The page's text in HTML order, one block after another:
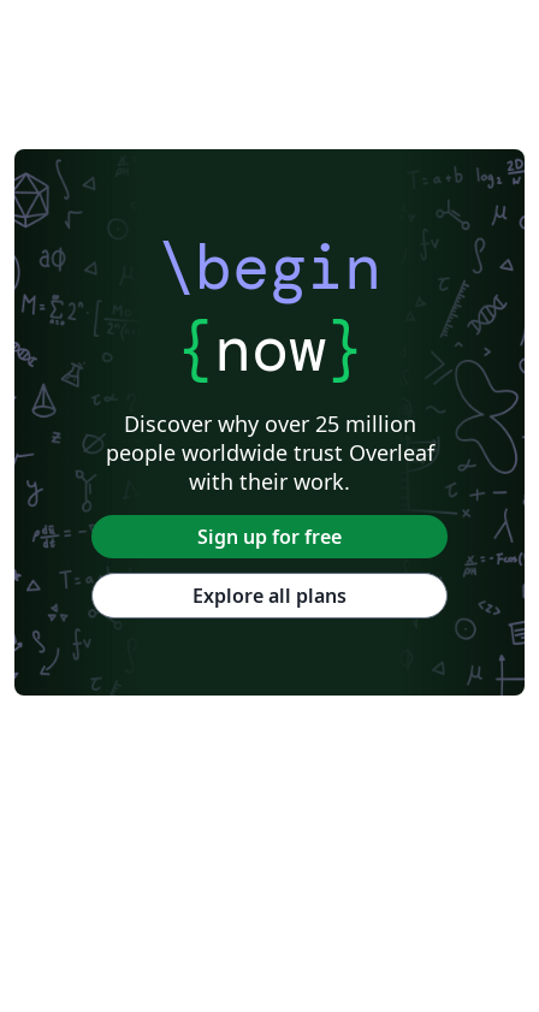
\begin
{now}
Discover why over 25 million
people worldwide trust Overleaf
with their work.
Sign up for free
Explore all plans